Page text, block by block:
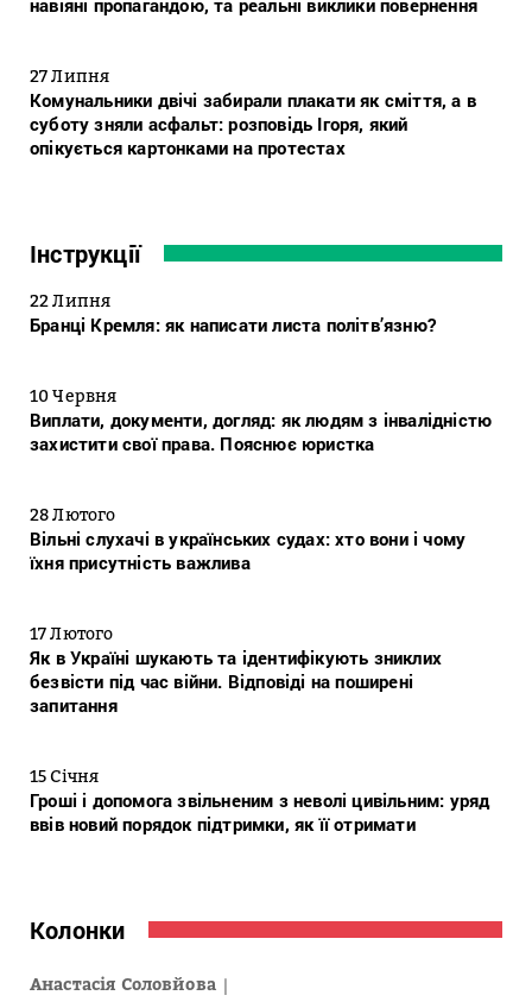
навіяні пропагандою, та реальні виклики повернення
27 Липня
Комунальники двічі забирали плакати як сміття, а в
суботу зняли асфальт: розповідь Ігоря, який
опікується картонками на протестах
Інструкції
22 Липня
Бранці Кремля: як написати листа політв’язню?
10 Червня
Виплати, документи, догляд: як людям з інвалідністю
захистити свої права. Пояснює юристка
28 Лютого
Вільні слухачі в українських судах: хто вони і чому
їхня присутність важлива
17 Лютого
Як в Україні шукають та ідентифікують зниклих
безвісти під час війни. Відповіді на поширені
запитання
15 Січня
Гроші і допомога звільненим з неволі цивільним: уряд
ввів новий порядок підтримки, як її отримати
Колонки
Анастасія Соловйова